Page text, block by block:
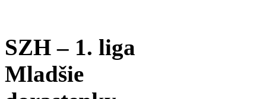
SZH – 1. liga
Mladšie